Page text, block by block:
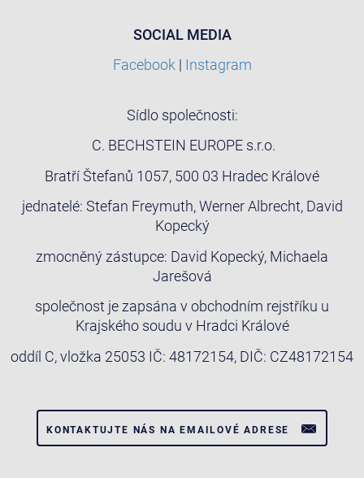
SOCIAL MEDIA
Facebook| Instagram
Sídlo společnosti:
C. BECHSTEIN EUROPE s.r.o.
Bratří Štefanů 1057, 500 03 Hradec Králové
jednatelé: Stefan Freymuth, Werner Albrecht, David
Kopecký
zmocněný zástupce: David Kopecký, Michaela
Jarešová
společnost je zapsána v obchodním rejstříku u
Krajského soudu v Hradci Králové
oddíl C, vložka 25053 IČ: 48172154, DIČ: CZ48172154
KONTAKTUJTE NÁS NA EMAILOVÉ ADRESE